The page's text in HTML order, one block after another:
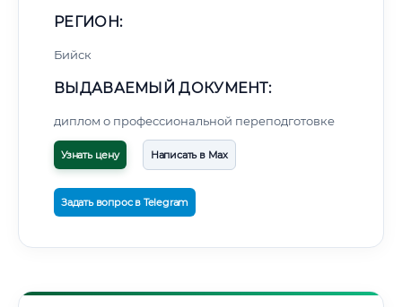
РЕГИОН:
Бийск
ВЫДАВАЕМЫЙ ДОКУМЕНТ:
диплом о профессиональной переподготовке
Узнать цену Написать в Max
Задать вопрос в Telegram